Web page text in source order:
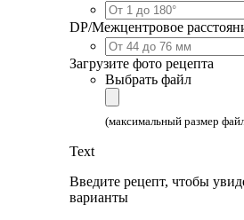
DP/Межцентровое
Загрузите фото рецепта
Выбрать файл
(максимальный размер
Text
Введите рецепт, чтобы
варианты